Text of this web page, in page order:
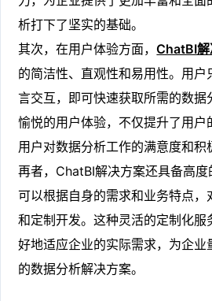
析打下了坚实的基础。
其次，在用户体验方面，ChatBI
的简洁性、直观性和易用性。用
言交互，即可快速获取所需的数据
愉悦的用户体验，不仅提升了用户
用户对数据分析工作的满意度和积
再者，ChatBI解决方案还具备高
可以根据自身的需求和业务特点，
和定制开发。这种灵活的定制化服
好地适应企业的实际需求，为企
的数据分析解决方案。